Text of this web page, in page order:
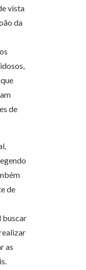
vista
da
de
de
buscar
as